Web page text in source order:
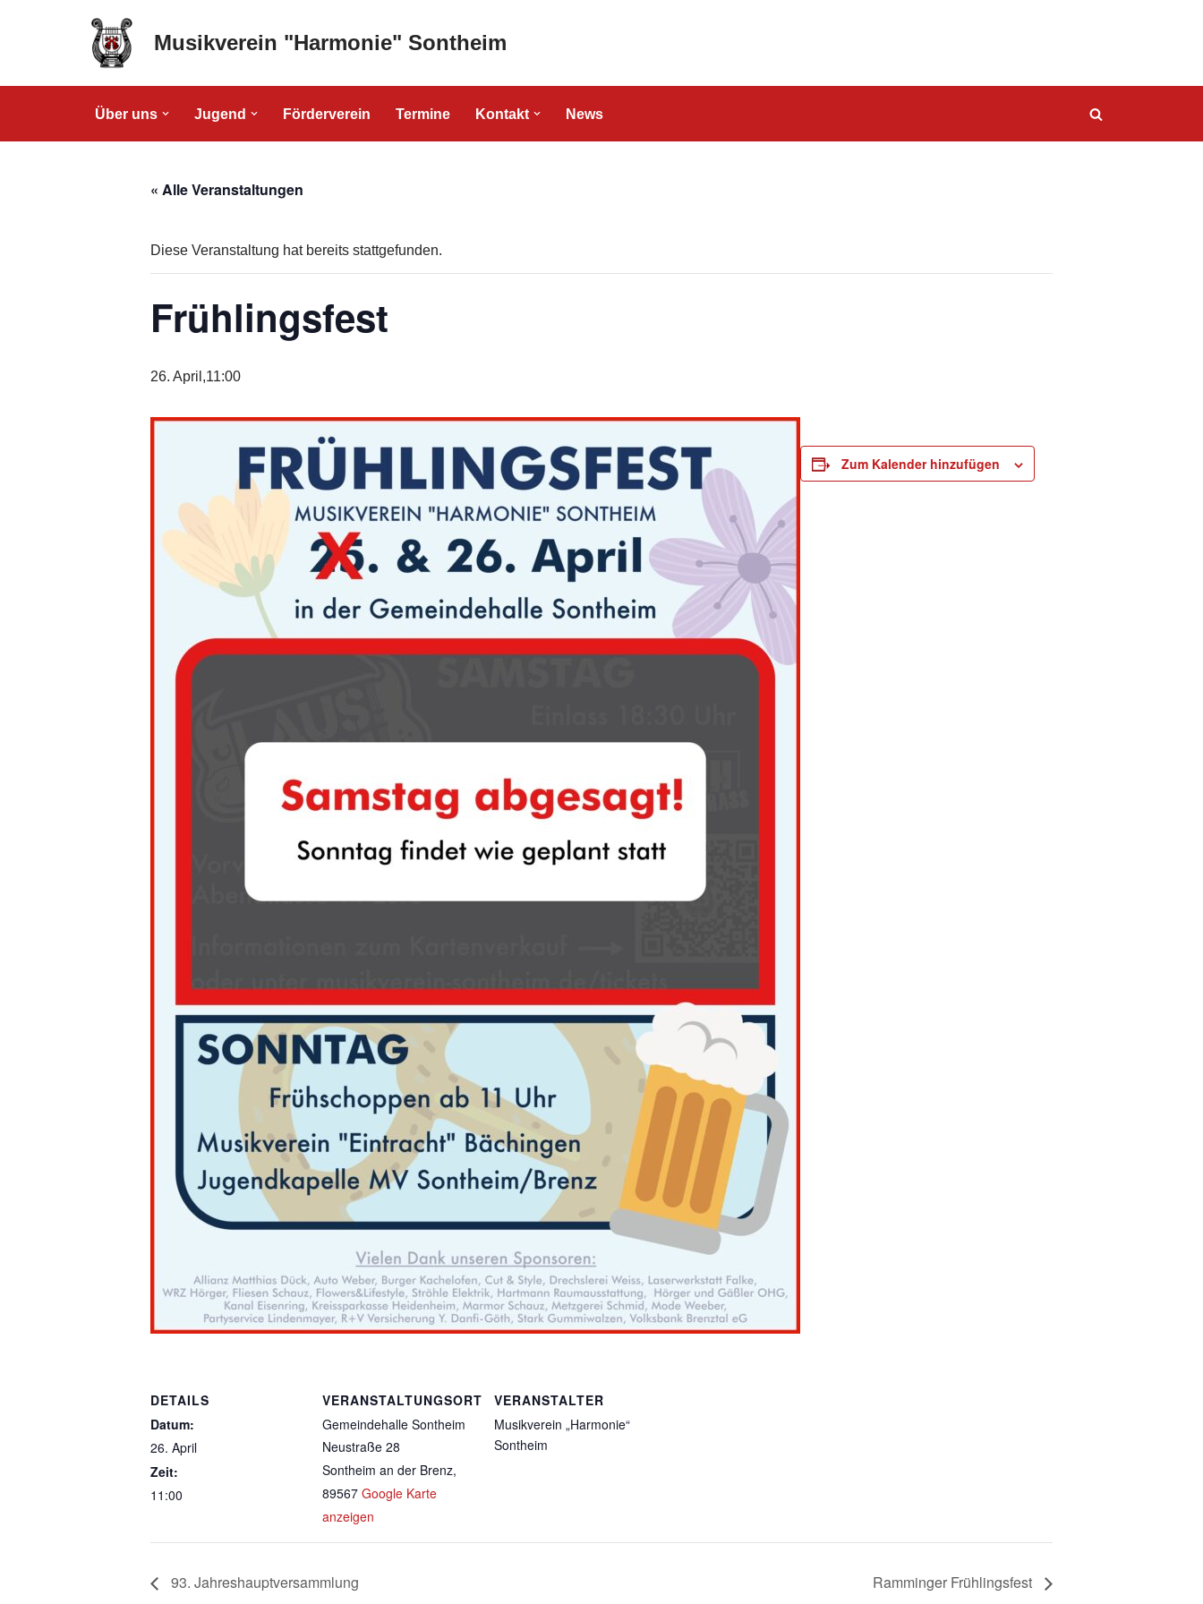
Musikverein "Harmonie" Sontheim
Über uns Jugend Förderverein Termine Kontakt News
« Alle Veranstaltungen
Diese Veranstaltung hat bereits stattgefunden.
Frühlingsfest
26. April,11:00
Zum Kalender hinzufügen
DETAILS
Datum:
26. April
Zeit:
11:00
VERANSTALTUNGSORT
Gemeindehalle Sontheim
Neustraße 28
Sontheim an der Brenz,
89567 Google Karte
anzeigen
VERANSTALTER
Musikverein „Harmonie“
Sontheim
93. Jahreshauptversammlung Ramminger Frühlingsfest